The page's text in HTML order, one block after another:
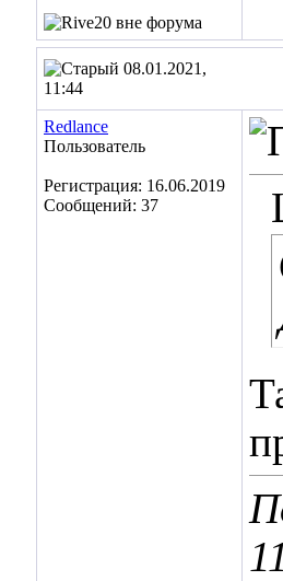
08.01.2021,
11:44
Redlance
Пользователь
Регистрация: 16.06.2019
Сообщений: 37